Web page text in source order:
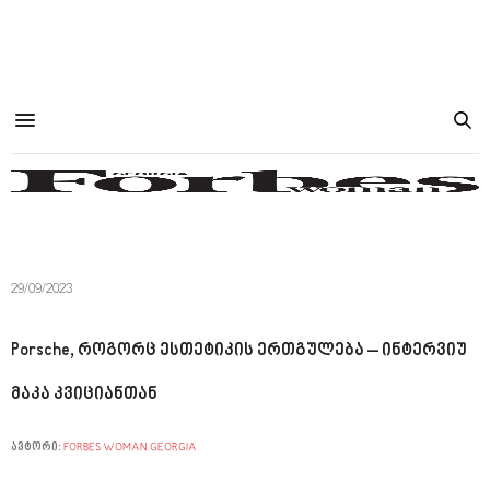
29/09/2023
Porsche, როგორც ესთეტიკის ერთგულება – ინტერვიუ
მაკა კვიციანთან
ავტორი: FORBES WOMAN GEORGIA